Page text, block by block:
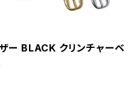
ー BLACK クリンチャーベ